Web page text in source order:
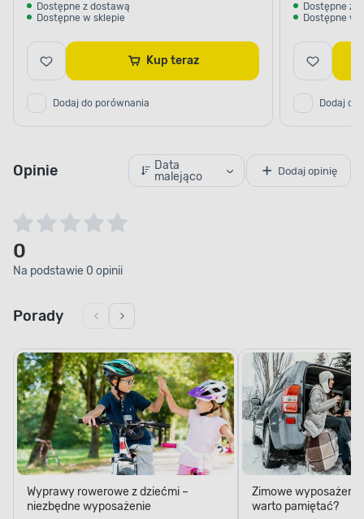
Dostępne z dostawą
Dostępne w sklepie
Kup teraz
Dodaj do porównania
Dostępne z
Dostępne w
Dodaj do
Opinie
Data
malejąco
Dodaj opinię
0
Na podstawie 0 opinii
Porady
Wyprawy rowerowe z dziećmi –
niezbędne wyposażenie
Zimowe
warto pamiętać?